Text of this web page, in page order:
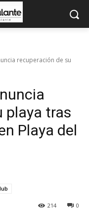
recuperación de su
playa tras
Playa del
0
214